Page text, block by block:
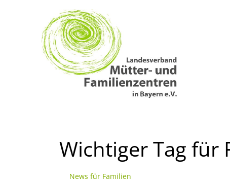
Zum
Inhalt
springen
Wichtiger Tag für
News für Familien